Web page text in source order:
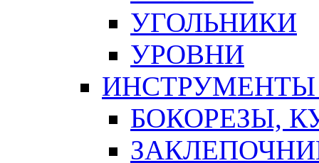
УГОЛЬНИКИ
УРОВНИ
БОКОРЕЗЫ,